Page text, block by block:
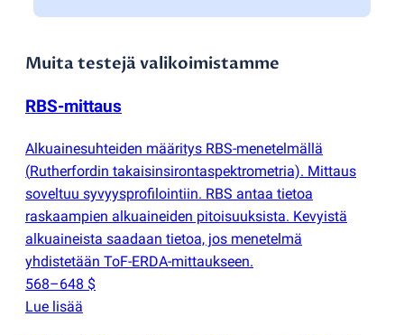
Muita testejä valikoimistamme
RBS-mittaus
Alkuainesuhteiden määritys RBS-menetelmällä
(Rutherfordin takaisinsirontaspektrometria). Mittaus
soveltuu syvyysprofilointiin. RBS antaa tietoa
raskaampien alkuaineiden pitoisuuksista. Kevyistä
alkuaineista saadaan tietoa, jos menetelmä
yhdistetään ToF-ERDA-mittaukseen.
568–648 $
Lue lisää